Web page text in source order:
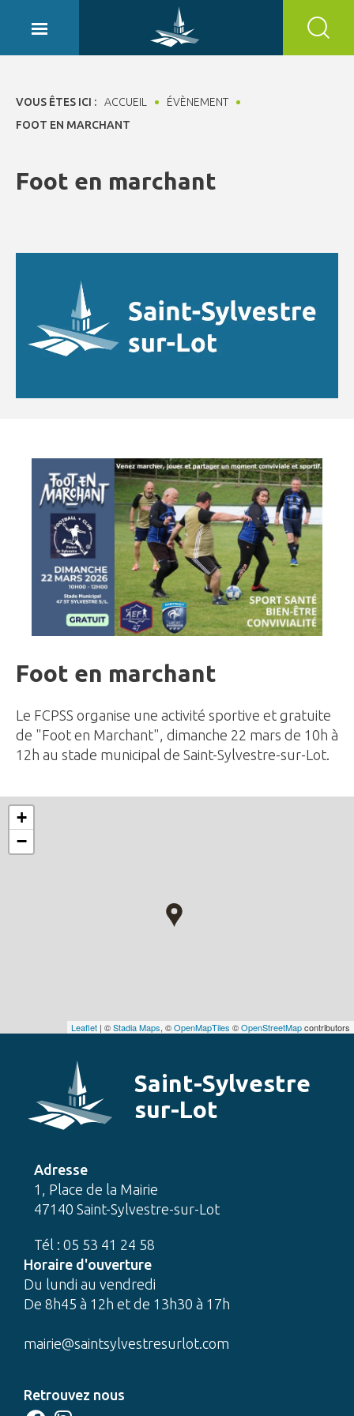
VOUS ÊTES ICI : ACCUEIL
ÉVÈNEMENT
FOOT EN MARCHANT
Foot en marchant
Foot en marchant
Le FCPSS organise une activité sportive et gratuite
de "Foot en Marchant", dimanche 22 mars de 10h à
12h au stade municipal de Saint-Sylvestre-sur-Lot.
Saint-Sylvestre
sur-Lot
Adresse
1, Place de la Mairie
47140 Saint-Sylvestre-sur-Lot
Tél : 05 53 41 24 58
Horaire d'ouverture
Du lundi au vendredi
De 8h45 à 12h et de 13h30 à 17h
mairie@saintsylvestresurlot.com
Retrouvez nous
+
−
Leaflet | ©Stadia Maps, ©OpenMapTiles ©OpenStreetMapcontributors
Panneau de gestion des cookies